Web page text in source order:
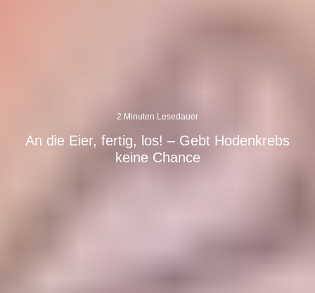
2 Minuten Lesedauer
An die Eier, fertig, los! – Gebt Hodenkrebs
keine Chance